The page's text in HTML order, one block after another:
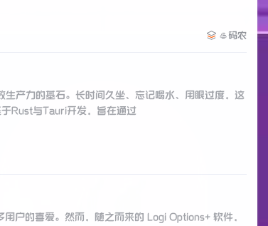
🥌码农
产力的基石。长时间久坐、忘记喝水、用眼过度，这
Rust与Tauri开发，旨在通过
户的喜爱。然而，随之而来的 Logi Options+ 软件，